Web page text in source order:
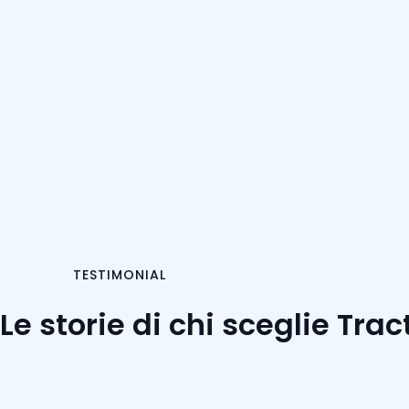
TESTIMONIAL
Le storie di chi sceglie